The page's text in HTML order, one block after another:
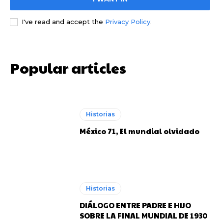
I've read and accept the Privacy Policy.
Popular articles
Historias
México 71, El mundial olvidado
Historias
DIÁLOGO ENTRE PADRE E HIJO
SOBRE LA FINAL MUNDIAL DE 1930